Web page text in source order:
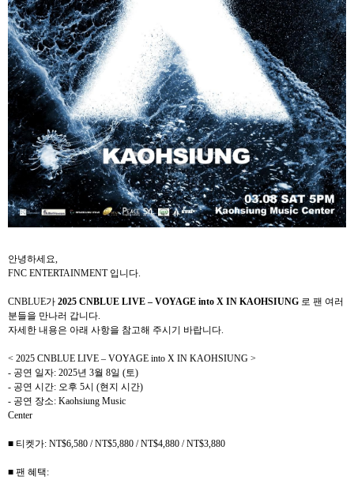
안녕하세요,
FNC ENTERTAINMENT 입니다.
CNBLUE가 2025 CNBLUE LIVE – VOYAGE into X IN KAOHSIUNG 로 팬 여러
분들을 만나러 갑니다.
자세한 내용은 아래 사항을 참고해 주시기 바랍니다.
< 2025 CNBLUE LIVE – VOYAGE into X IN KAOHSIUNG >
- 공연 일자: 2025년 3월 8일 (토)
- 공연 시간: 오후 5시 (현지 시간)
- 공연 장소: Kaohsiung Music
Center
■ 티켓가: NT$6,580 / NT$5,880 / NT$4,880 / NT$3,880
■ 팬 혜택: